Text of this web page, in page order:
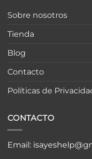
Sobre nosotros
Tienda
Blog
Contacto
Políticas de
CONTACTO
Email: